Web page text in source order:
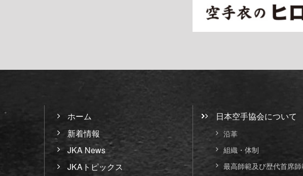
ホーム
新着情報
JKA News
JKAトピックス
日本空手協会について
沿革
組織・体制
最高師範及び歴代首席師